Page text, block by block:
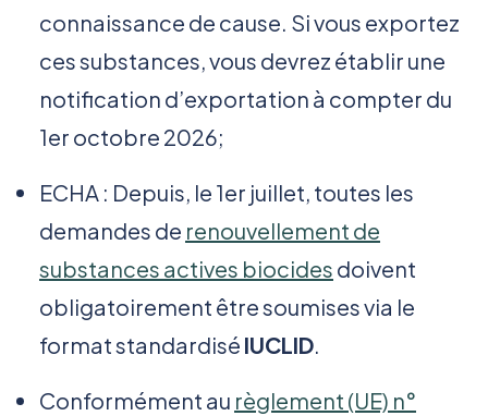
connaissance de cause. Si vous exportez
ces substances, vous devrez établir une
notification d’exportation à compter du
1er octobre 2026;
ECHA : Depuis, le 1er juillet, toutes les
demandes de renouvellement de
substances actives biocides doivent
obligatoirement être soumises via le
format standardisé IUCLID.
Conformément au règlement (UE) n°